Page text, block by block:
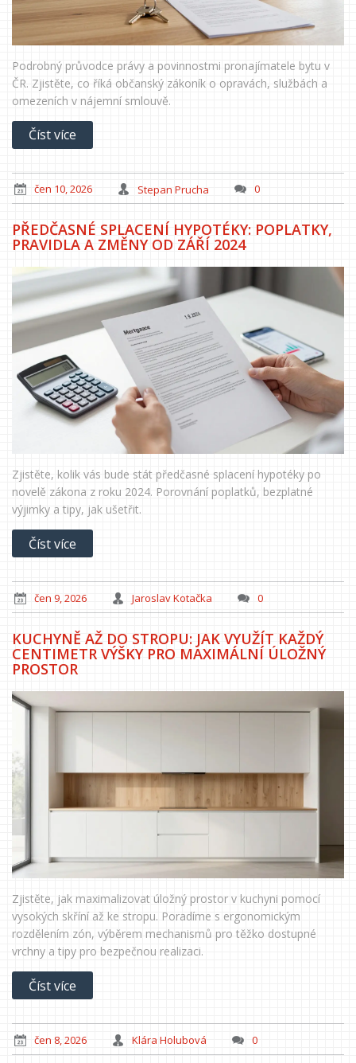
Podrobný průvodce právy a povinnostmi pronajímatele bytu v
ČR. Zjistěte, co říká občanský zákoník o opravách, službách a
omezeních v nájemní smlouvě.
Číst více
čen 10, 2026 Stepan Prucha 0
PŘEDČASNÉ SPLACENÍ HYPOTÉKY: POPLATKY,
PRAVIDLA A ZMĚNY OD ZÁŘÍ 2024
Zjistěte, kolik vás bude stát předčasné splacení hypotéky po
novelě zákona z roku 2024. Porovnání poplatků, bezplatné
výjimky a tipy, jak ušetřit.
Číst více
čen 9, 2026 Jaroslav Kotačka 0
KUCHYNĚ AŽ DO STROPU: JAK VYUŽÍT KAŽDÝ
CENTIMETR VÝŠKY PRO MAXIMÁLNÍ ÚLOŽNÝ
PROSTOR
Zjistěte, jak maximalizovat úložný prostor v kuchyni pomocí
vysokých skříní až ke stropu. Poradíme s ergonomickým
rozdělením zón, výběrem mechanismů pro těžko dostupné
vrchny a tipy pro bezpečnou realizaci.
Číst více
čen 8, 2026 Klára Holubová 0